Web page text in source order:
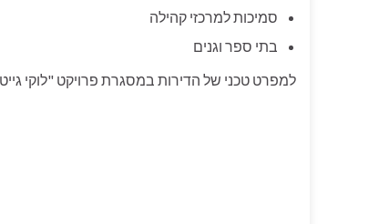
סמיכות למרכזי קהילה
בתי ספר וגנים
למפרט טכני של הדירות במסגרת פרויקט "לוקי